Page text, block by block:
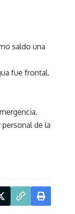
saldo una
fue frontal.
de la